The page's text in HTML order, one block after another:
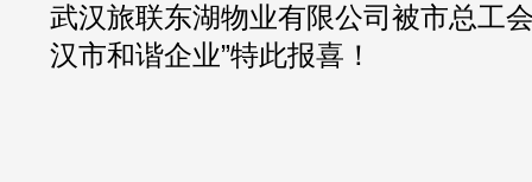
武汉旅联东湖物业有限公司被市总工
汉市和谐企业”特此报喜！